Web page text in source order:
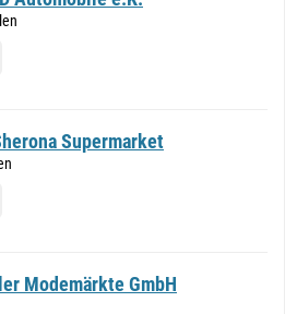
Supermarket
Modemärkte GmbH